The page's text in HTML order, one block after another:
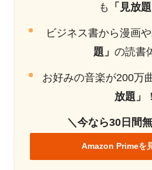
も
「見放題
ビジネス書から漫画
題」の読書
お好みの音楽が200万
放題」
！
＼今なら30日間
Amazon Primeを